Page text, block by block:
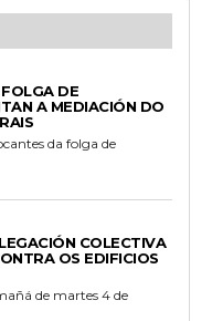
DE
A MEDIACIÓN DO
da folga de
COLECTIVA
OS EDIFICIOS
de martes 4 de